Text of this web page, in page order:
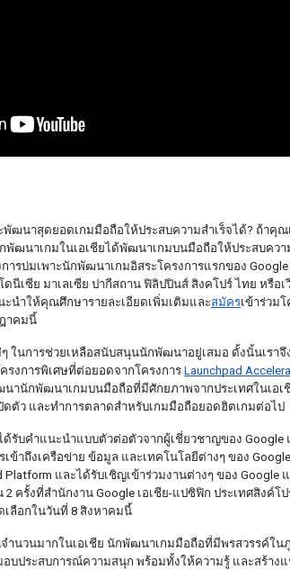
นาสุดยอดเกมมือถือให้ประสบความสำเร็จได้? ถ้าคุณ
พัฒนาเกมในเอเชียได้พัฒนาเกมบนมือถือให้ประสบควา
ารบ่มเพาะนักพัฒนาเกมอิสระโครงการแรกของ
นีเซีย มาเลเซีย ปากีสถาน ฟิลิปปินส์ สิงคโปร์ ไทย หรือ
นำให้คุณศึกษารายละเอียดเพิ่มเติมและสมัครเข้าร่วมโ
าคมนี้
ในการช่วยเหลือสนับสนุนนักพัฒนาอยู่เสมอ ดั้งนั้นเราจึ
รงการพิเศษที่ต่อยอดจากโครงการ Launchpad
นานักพัฒนาเกมบนมือถือที่มีศักยภาพจากประเทศในเอเ
ดตัว และทำการตลาดสำหรับเกมมือถือยอดฮิตเกมต่อไป
รับคำแนะนำแบบตัวต่อตัวจากผู้เชี่ยวชาญของ Google
ข้าถึงเครือข่าย ข้อมูล และเทคโนโลยีต่างๆ ของ
Platform และได้รับเชิญเข้าร่วมงานต่างๆ ของ Google
ครั้งที่สำนักงาน Google เอเชีย-แปซิฟิก ประเทศสิงค์โ
เลือกในวันที่ 8 สิงหาคมนี้
ำนวนมากในเอเชีย นักพัฒนาเกมมือถือที่มีพรสวรรค์ใ
บประสบการณ์ความสนุก พร้อมทั้งให้ความรู้ และสร้างแ